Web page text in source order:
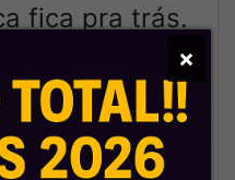
fica pra trás.
e
e pronta
×